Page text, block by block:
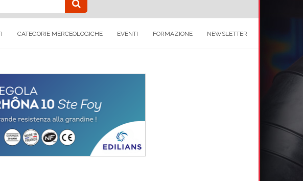
CATEGORIE MERCEOLOGICHE EVENTI FORMAZIONE NEWSLETTER